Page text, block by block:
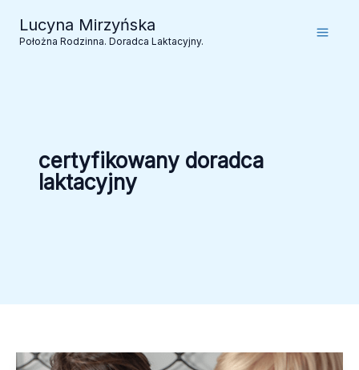
Lucyna Mirzyńska
Położna Rodzinna. Doradca Laktacyjny.
certyfikowany doradca
laktacyjny